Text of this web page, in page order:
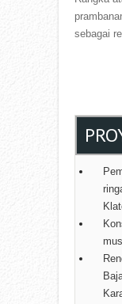
sebagai